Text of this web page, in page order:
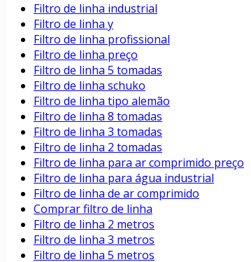
Filtro de linha industrial
Filtro de linha y
Filtro de linha profissional
Filtro de linha preço
Filtro de linha 5 tomadas
Filtro de linha schuko
Filtro de linha tipo alemão
Filtro de linha 8 tomadas
Filtro de linha 3 tomadas
Filtro de linha 2 tomadas
Filtro de linha para ar comprimido preço
Filtro de linha para água industrial
Filtro de linha de ar comprimido
Comprar filtro de linha
Filtro de linha 2 metros
Filtro de linha 3 metros
Filtro de linha 5 metros